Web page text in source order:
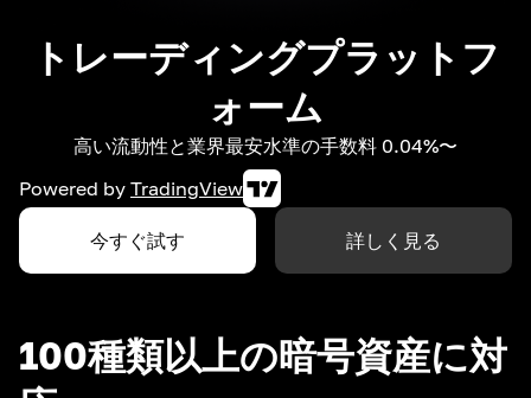
トレーディングプラットフ
ォーム
高い流動性と業界最安水準の手数料 0.04%〜
Powered by TradingView
今すぐ試す 詳しく見る
100種類以上の暗号資産に対